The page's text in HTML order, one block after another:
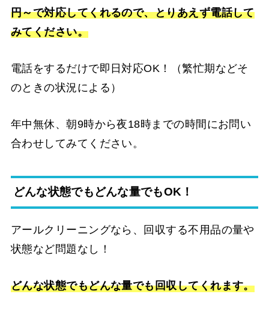
円～で対応してくれるので、とりあえず電話して
みてください。
電話をするだけで即日対応OK！（繁忙期などそ
のときの状況による）
年中無休、朝9時から夜18時までの時間にお問い
合わせしてみてください。
どんな状態でもどんな量でもOK！
アールクリーニングなら、回収する不用品の量や
状態など問題なし！
どんな状態でもどんな量でも回収してくれます。